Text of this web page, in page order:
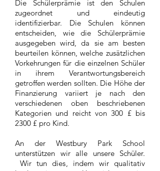
Die Schülerprämie ist den Schulen
zugeordnet und eindeutig
identifizierbar. Die Schulen können
entscheiden, wie die Schülerprämie
ausgegeben wird, da sie am besten
beurteilen können, welche zusätzlichen
Vorkehrungen für die einzelnen Schüler
in ihrem Verantwortungsbereich
getroffen werden sollten. Die Höhe der
Finanzierung variiert je nach den
verschiedenen oben beschriebenen
Kategorien und reicht von 300 £ bis
2300 £ pro Kind.
An der Westbury Park School
unterstützen wir alle unsere Schüler.
Wir tun dies, indem wir qualitativ